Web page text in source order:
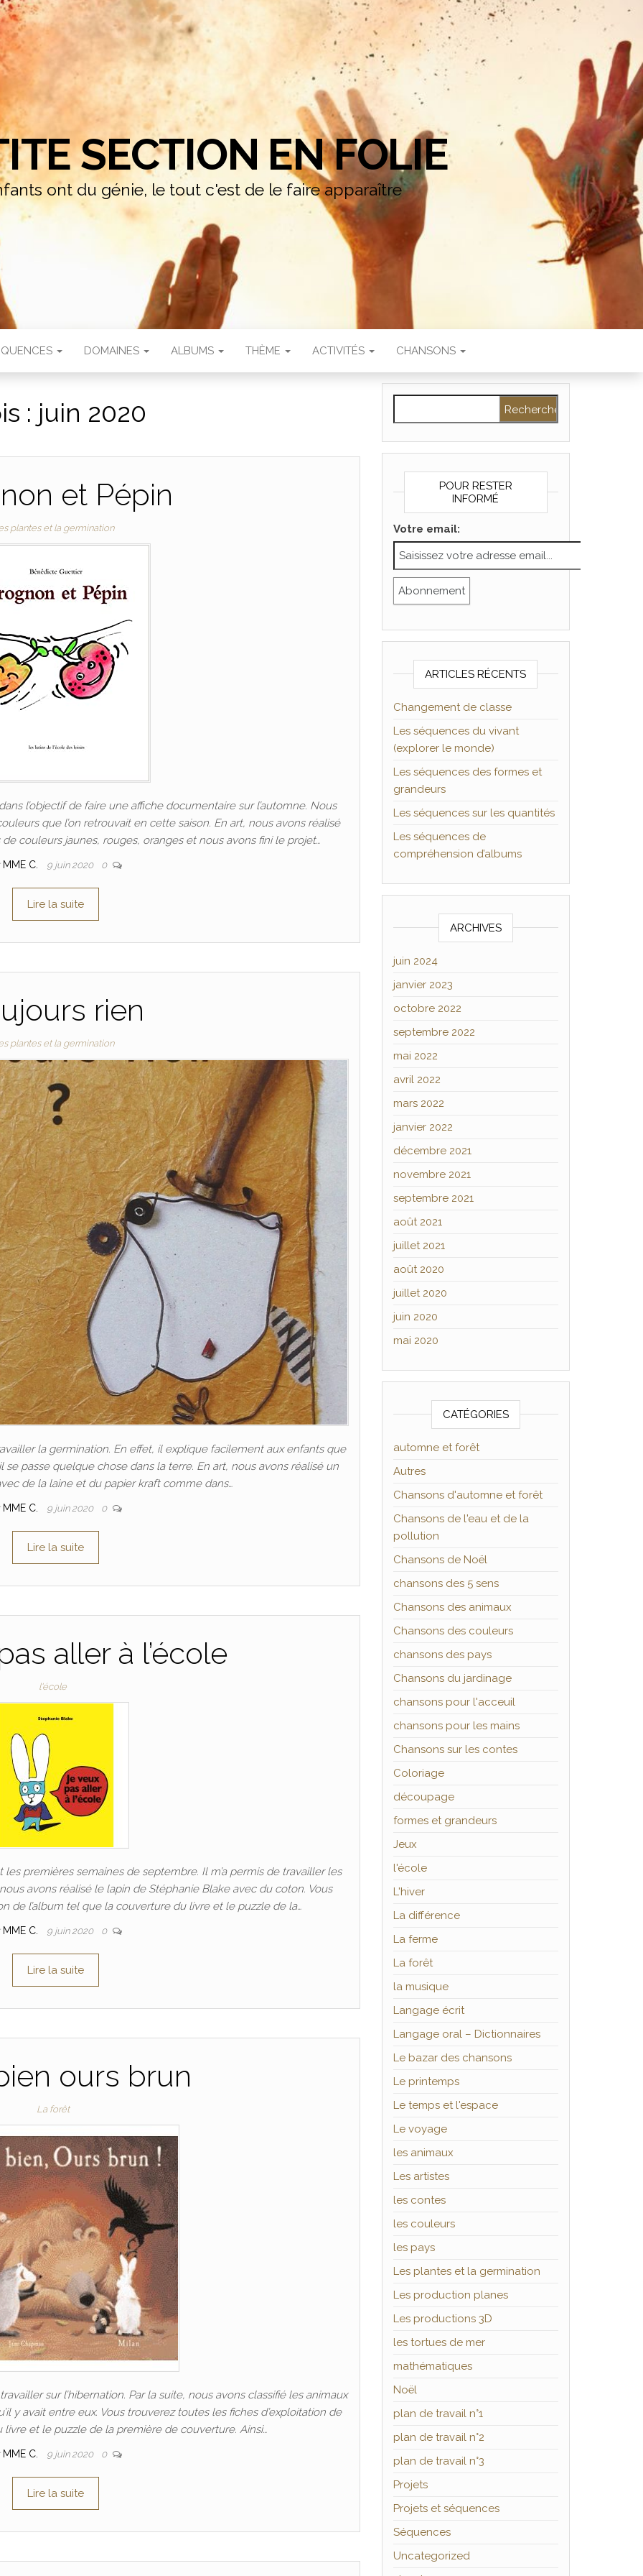
SECTION EN FOLIE
ont du génie, le tout c'est de le faire apparaître
DOMAINES ALBUMS THÈME ACTIVITÉS CHANSONS
: juin 2020
et Pépin
plantes et la germination
l’objectif de faire une affiche documentaire sur l’automne. Nous
que l’on retrouvait en cette saison. En art, nous avons réalisé
couleurs jaunes, rouges, oranges et nous avons fini le projet…
MME C. 9 juin 2020 0
Lire la suite
rien
plantes et la germination
la germination. En effet, il explique facilement aux enfants que
passe quelque chose dans la terre. En art, nous avons réalisé un
de la laine et du papier kraft comme dans…
MME C. 9 juin 2020 0
Lire la suite
aller à l’école
l'école
les premières semaines de septembre. Il m’a permis de travailler les
avons réalisé le lapin de Stéphanie Blake avec du coton. Vous
de l’album tel que la couverture du livre et le puzzle de la…
MME C. 9 juin 2020 0
Lire la suite
ours brun
La forêt
sur l’hibernation. Par la suite, nous avons classifié les animaux
y avait entre eux. Vous trouverez toutes les fiches d’exploitation de
et le puzzle de la première de couverture. Ainsi…
MME C. 9 juin 2020 0
Lire la suite
POUR RESTER
INFORMÉ
Votre email:
ARTICLES RÉCENTS
Changement de classe
Les séquences du vivant
(explorer le monde)
Les séquences des formes et
grandeurs
Les séquences sur les quantités
Les séquences de
compréhension d’albums
ARCHIVES
juin 2024
janvier 2023
octobre 2022
septembre 2022
mai 2022
avril 2022
mars 2022
janvier 2022
décembre 2021
novembre 2021
septembre 2021
août 2021
juillet 2021
août 2020
juillet 2020
juin 2020
mai 2020
CATÉGORIES
automne et forêt
Autres
Chansons d'automne et forêt
Chansons de l'eau et de la
pollution
Chansons de Noël
chansons des 5 sens
Chansons des animaux
Chansons des couleurs
chansons des pays
Chansons du jardinage
chansons pour l'acceuil
chansons pour les mains
Chansons sur les contes
Coloriage
découpage
formes et grandeurs
Jeux
l'école
L'hiver
La différence
La ferme
La forêt
la musique
Langage écrit
Langage oral – Dictionnaires
Le bazar des chansons
Le printemps
Le temps et l'espace
Le voyage
les animaux
Les artistes
les contes
les couleurs
les pays
Les plantes et la germination
Les production planes
Les productions 3D
les tortues de mer
mathématiques
Noël
plan de travail n°1
plan de travail n°2
plan de travail n°3
Projets
Projets et séquences
Séquences
Uncategorized